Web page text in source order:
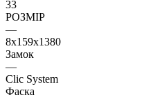
33
РОЗМІР
—
8x159x1380
Замок
—
Clic System
Фаска